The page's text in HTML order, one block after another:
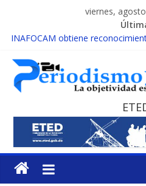
viernes,
INAFOCAM obtiene
15 de febrero de cada año es Día
cáncer infantil
EL ENFOQUE UNILATERAL DE
MESCyT y Universidad Albizu
reclusos
MESCyT presenta calendario de
Educación